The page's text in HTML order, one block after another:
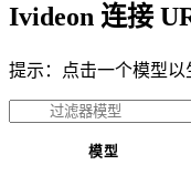
Ivideon 连接
提示：点击一个模型以
模型